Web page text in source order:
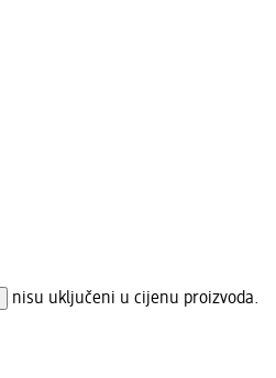
nisu uključeni u cijenu proizvoda.